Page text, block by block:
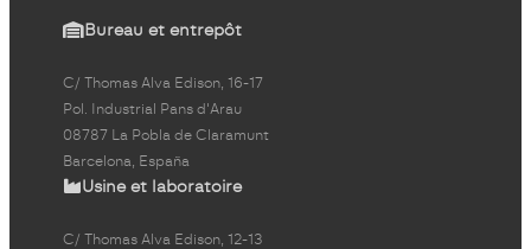
Bureau et entrepôt
C/ Thomas Alva Edison, 16-17
Pol. Industrial Pans d'Arau
08787 La Pobla de Claramunt
Barcelona, España
Usine et laboratoire
C/ Thomas Alva Edison, 12-13